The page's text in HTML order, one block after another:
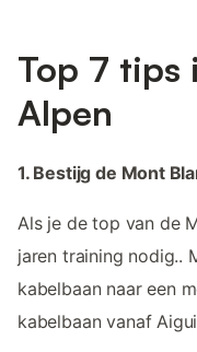
Top 7 tips
Alpen
1. Bestijg de Mont
Als je de top van de
jaren training nodig..
kabelbaan naar een
kabelbaan vanaf